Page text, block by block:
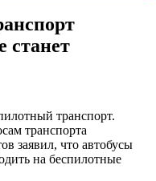
станет
транспорт.
транспорта
заявил, что автобусы
на беспилотные